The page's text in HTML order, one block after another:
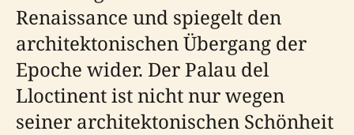
Renaissance und spiegelt den
architektonischen Übergang der
Epoche wider. Der Palau del
Lloctinent ist nicht nur wegen
seiner architektonischen Schönheit